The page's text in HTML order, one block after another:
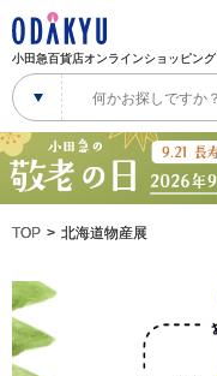
小田急百貨店オンラインショッピング
TOP 北海道物産展